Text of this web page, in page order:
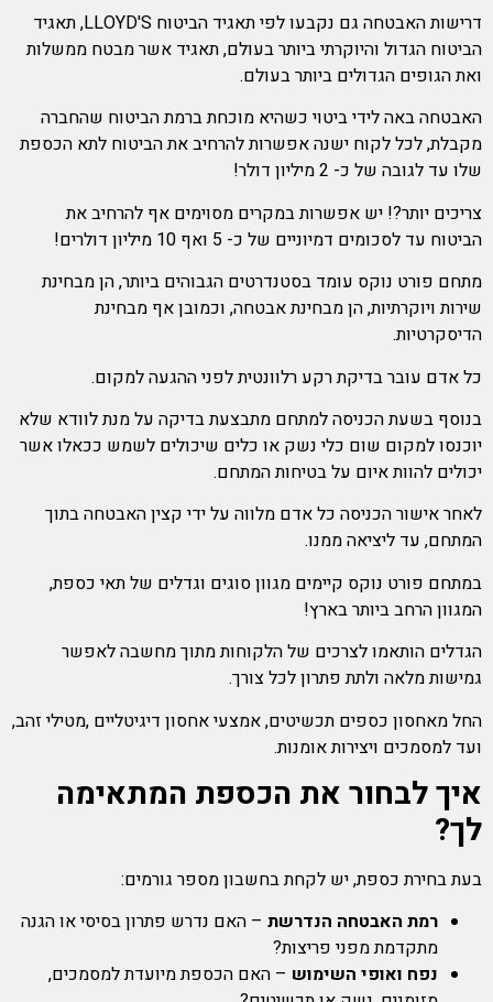
דרישות האבטחה גם נקבעו לפי תאגיד הביטוח LLOYD'S, תאגיד
הביטוח הגדול והיוקרתי ביותר בעולם, תאגיד אשר מבטח ממשלות
ואת הגופים הגדולים ביותר בעולם.
האבטחה באה לידי ביטוי כשהיא מוכחת ברמת הביטוח שהחברה
מקבלת, לכל לקוח ישנה אפשרות להרחיב את הביטוח לתא הכספת
שלו עד לגובה של כ- 2 מיליון דולר!
צריכים יותר?! יש אפשרות במקרים מסוימים אף להרחיב את
הביטוח עד לסכומים דמיוניים של כ- 5 ואף 10 מיליון דולרים!
מתחם פורט נוקס עומד בסטנדרטים הגבוהים ביותר, הן מבחינת
שירות ויוקרתיות, הן מבחינת אבטחה, וכמובן אף מבחינת
הדיסקרטיות.
כל אדם עובר בדיקת רקע רלוונטית לפני ההגעה למקום.
בנוסף בשעת הכניסה למתחם מתבצעת בדיקה על מנת לוודא שלא
יוכנסו למקום שום כלי נשק או כלים שיכולים לשמש ככאלו אשר
יכולים להוות איום על בטיחות המתחם.
לאחר אישור הכניסה כל אדם מלווה על ידי קצין האבטחה בתוך
המתחם, עד ליציאה ממנו.
במתחם פורט נוקס קיימים מגוון סוגים וגדלים של תאי כספת,
המגוון הרחב ביותר בארץ!
הגדלים הותאמו לצרכים של הלקוחות מתוך מחשבה לאפשר
גמישות מלאה ולתת פתרון לכל צורך.
החל מאחסון כספים תכשיטים, אמצעי אחסון דיגיטליים ,מטילי זהב,
ועד למסמכים ויצירות אומנות.
איך לבחור את הכספת המתאימה
לך?
בעת בחירת כספת, יש לקחת בחשבון מספר גורמים:
רמת האבטחה הנדרשת – האם נדרש פתרון בסיסי או הגנה
מתקדמת מפני פריצות?
נפח ואופי השימוש – האם הכספת מיועדת למסמכים,